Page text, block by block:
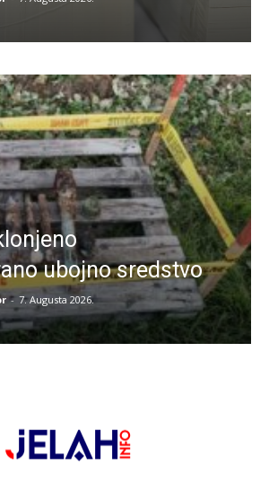
ubojno sredstvo
- 7. Augusta 2026.